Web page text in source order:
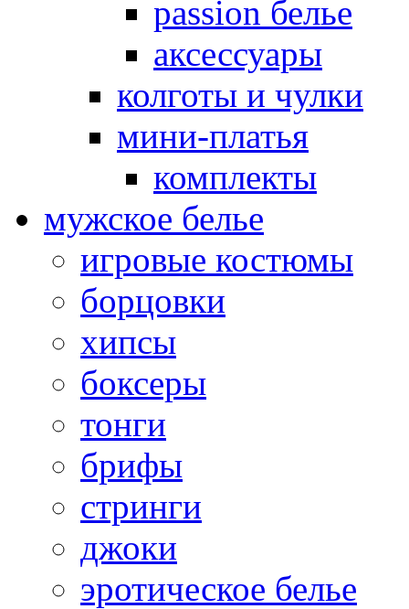
passion белье
аксессуары
колготы и чулки
мини-платья
комплекты
мужское белье
игровые костюмы
борцовки
хипсы
боксеры
тонги
брифы
стринги
джоки
эротическое белье